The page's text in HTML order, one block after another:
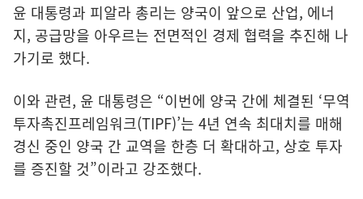
윤 대통령과 피알라 총리는 양국이 앞으로 산업, 에너
지, 공급망을 아우르는 전면적인 경제 협력을 추진해 나
가기로 했다.
이와 관련, 윤 대통령은 “이번에 양국 간에 체결된 ‘무역
투자촉진프레임워크(TIPF)’는 4년 연속 최대치를 매해
경신 중인 양국 간 교역을 한층 더 확대하고, 상호 투자
를 증진할 것”이라고 강조했다.